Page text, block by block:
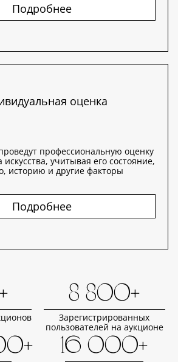
Подробнее
оценка
профессиональную оценку
учитывая его состояние,
историю и другие факторы
Подробнее
8 800+
Зарегистрированных
пользователей на аукционе
16 000+